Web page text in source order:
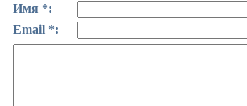
Имя *:
Email *: